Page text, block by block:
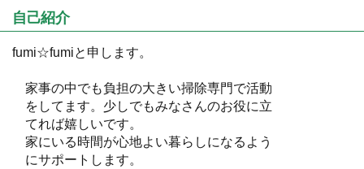
自己紹介
fumi☆fumiと申します。
家事の中でも負担の大きい掃除専門で活動
をしてます。少しでもみなさんのお役に立
てれば嬉しいです。
家にいる時間が心地よい暮らしになるよう
にサポートします。